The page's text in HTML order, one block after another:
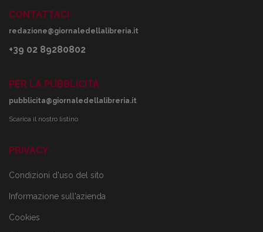
CONTATTACI
redazione@giornaledellalibreria.it
+39 02 89280802
PER LA PUBBLICITÀ
pubblicita@giornaledellalibreria.it
Scarica il nostro listino
PRIVACY
Condizioni d'uso del sito
Informazione sull'azienda
Cookies